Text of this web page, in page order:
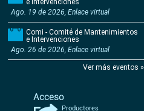
e Intervenciones
Ago. 19 de 2026, Enlace virtual
Comi - Comité de Mantenimientos
e Intervenciones
Ago. 26 de 2026, Enlace virtual
Ver más eventos »